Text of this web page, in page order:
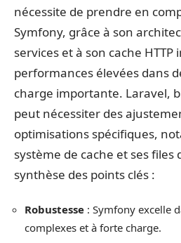
nécessite de prendre en
Symfony, grâce à son
services et à son cache
performances élevées dans
charge importante. Laravel,
peut nécessiter des
optimisations spécifiques,
système de cache et ses files
synthèse des points clés :
Robustesse : Symfony excelle
complexes et à forte charge.